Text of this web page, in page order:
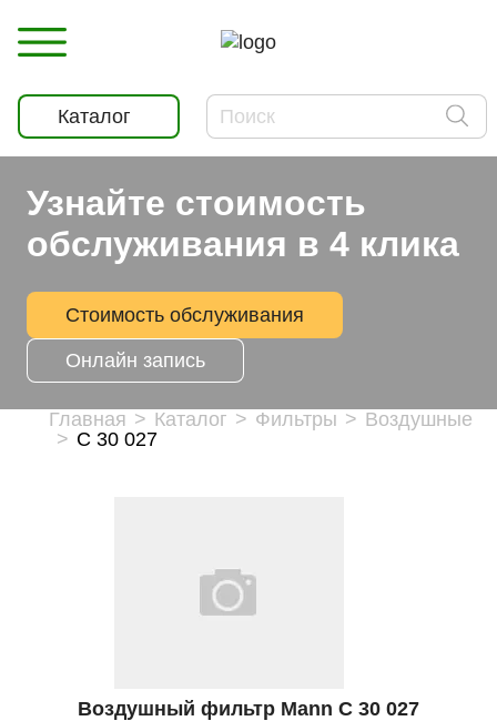
Каталог
Узнайте стоимость
обслуживания в 4 клика
Стоимость обслуживания
Онлайн запись
Главная Каталог Фильтры
Воздушные
C 30 027
Воздушный фильтр Mann C 30 027